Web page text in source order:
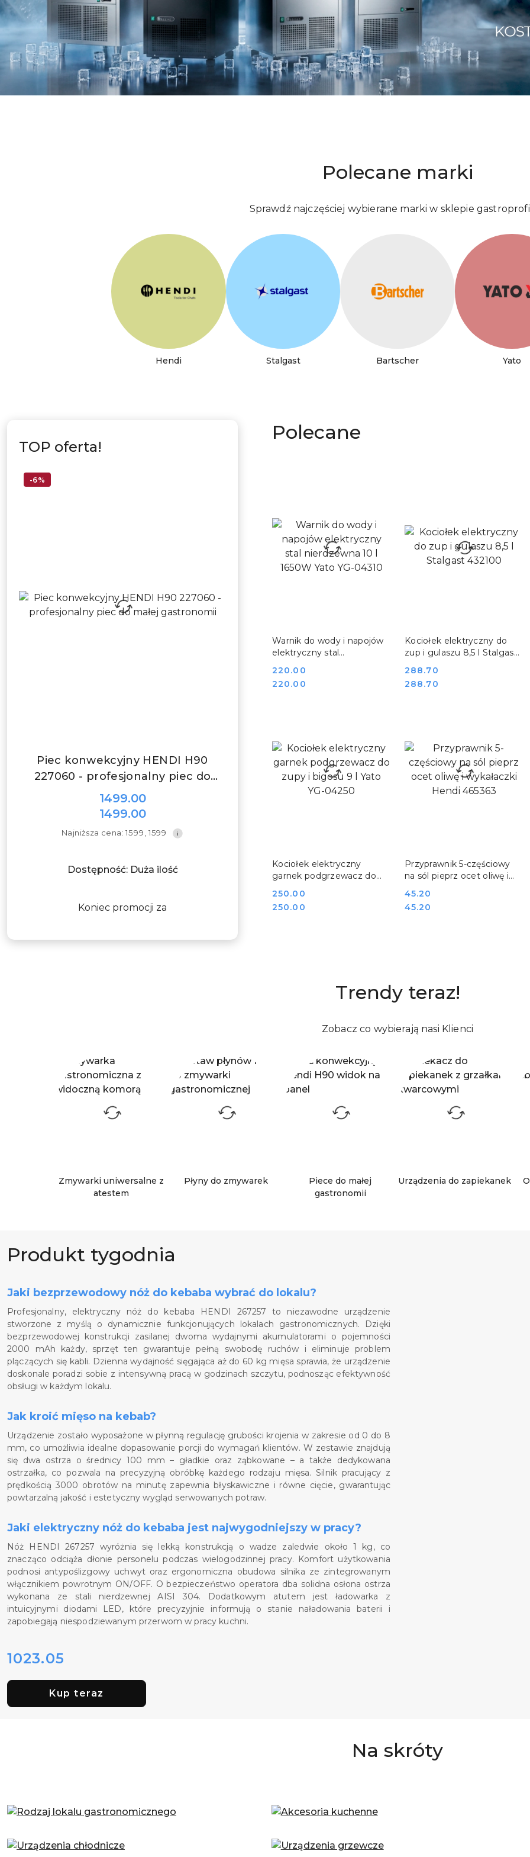
Polecane marki
Sprawdź najczęściej wybierane marki w sklepie
Hendi Stalgast Bartscher Yato
TOP oferta!
Piec konwekcyjny HENDI H90
227060 - profesjonalny piec do
małej gastronomii
Cena
promocyjna:
1499.00
Cena
promocyjna:
1499.00
Najniższa
30
dni
Najniższa cena: 1599 1599
-6%
Dostępność: Duża ilość
Koniec promocji za
Polecane
Warnik do wody i napojów
elektryczny stal
Yato YG-04310
Cena:
220.00
Cena:
220.00
DO KOSZYKA
Kociołek elektryczny do
zup i gulaszu 8,5 l Stalgast
Cena:
288.70
Cena:
288.70
DO KOSZYKA
Kociołek elektryczny
garnek podgrzewacz do
04250
Cena:
250.00
Cena:
250.00
DO KOSZYKA
Przyprawnik 5-częściowy
na sól pieprz ocet oliwę i
Cena:
45.20
Cena:
45.20
DO KOSZYKA
Trendy teraz!
Zobacz co wybierają nasi Klienci
Zmywarki uniwersalne z
atestem
Płyny do zmywarek
Piece do małej
gastronomii
Urządzenia do zapiekanek
Pomiń promowany produkt
Produkt tygodnia
Jaki bezprzewodowy nóż do kebaba wybrać do lokalu?
Profesjonalny, elektryczny nóż do kebaba HENDI 267257 to niezawodne urządzenie
stworzone z myślą o dynamicznie funkcjonujących lokalach gastronomicznych. Dzięki
bezprzewodowej konstrukcji zasilanej dwoma wydajnymi akumulatorami o pojemności
2000 mAh każdy, sprzęt ten gwarantuje pełną swobodę ruchów i eliminuje problem
plączących się kabli. Dzienna wydajność sięgająca aż do 60 kg mięsa sprawia, że urządzenie
doskonale poradzi sobie z intensywną pracą w godzinach szczytu, podnosząc efektywność
obsługi w każdym lokalu.
Jak kroić mięso na kebab?
Urządzenie zostało wyposażone w płynną regulację grubości krojenia w zakresie od 0 do 8
mm, co umożliwia idealne dopasowanie porcji do wymagań klientów. W zestawie znajdują
się dwa ostrza o średnicy 100 mm – gładkie oraz ząbkowane – a także dedykowana
ostrzałka, co pozwala na precyzyjną obróbkę każdego rodzaju mięsa. Silnik pracujący z
prędkością 3000 obrotów na minutę zapewnia błyskawiczne i równe cięcie, gwarantując
powtarzalną jakość i estetyczny wygląd serwowanych potraw.
Jaki elektryczny nóż do kebaba jest najwygodniejszy w pracy?
Nóż HENDI 267257 wyróżnia się lekką konstrukcją o wadze zaledwie około 1 kg, co
znacząco odciąża dłonie personelu podczas wielogodzinnej pracy. Komfort użytkowania
podnosi antypoślizgowy uchwyt oraz ergonomiczna obudowa silnika ze zintegrowanym
włącznikiem powrotnym ON/OFF. O bezpieczeństwo operatora dba solidna osłona ostrza
wykonana ze stali nierdzewnej AISI 304. Dodatkowym atutem jest ładowarka z
intuicyjnymi diodami LED, które precyzyjnie informują o stanie naładowania baterii i
zapobiegają niespodziewanym przerwom w pracy kuchni.
Cena:
1023.05
Kup teraz
Na skróty